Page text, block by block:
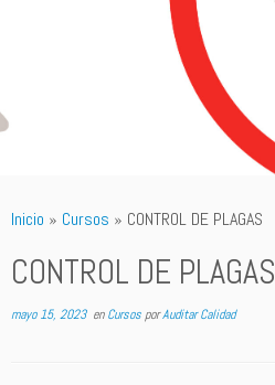
Inicio » Cursos » CONTROL DE PLAGAS
CONTROL DE PLAGAS
mayo 15, 2023enCursosporAuditar Calidad